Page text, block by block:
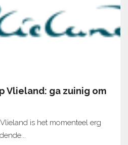
Vlieland: ga zuinig om
is het momenteel erg